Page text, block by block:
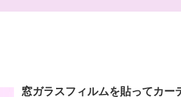
窓ガラスフィルムを貼ってカー